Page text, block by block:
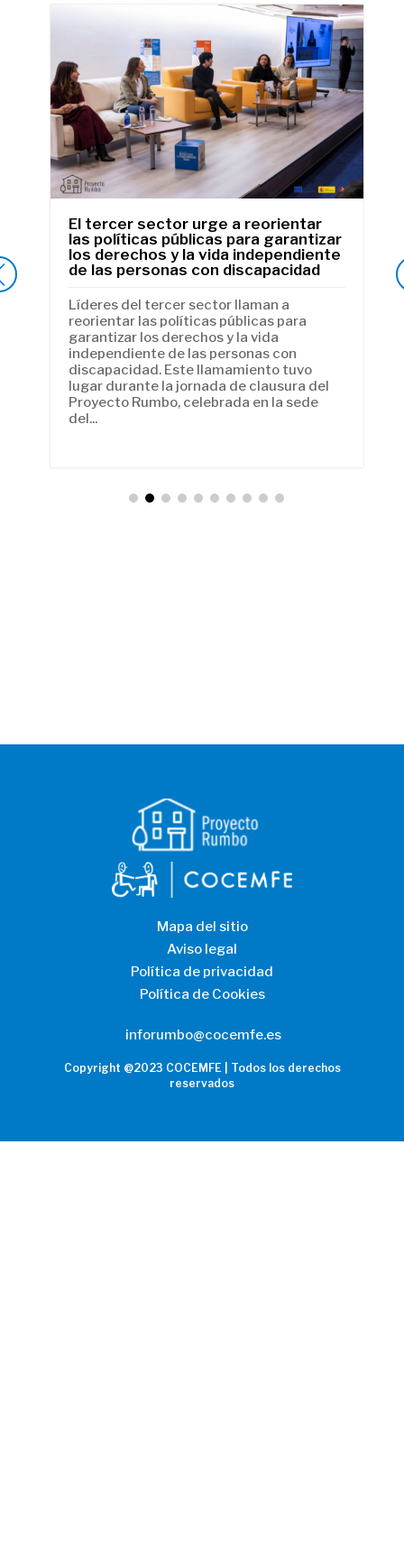
El tercer sector urge a reorientar
las políticas públicas para garantizar
los derechos y la vida independiente
de las personas con discapacidad
Líderes del tercer sector llaman a
reorientar las políticas públicas para
garantizar los derechos y la vida
independiente de las personas con
discapacidad. Este llamamiento tuvo
lugar durante la jornada de clausura del
Proyecto Rumbo, celebrada en la sede
del...
Mapa del sitio
Aviso legal
Política de privacidad
Política de Cookies
inforumbo@cocemfe.es
Copyright @2023 COCEMFE | Todos los derechos
reservados